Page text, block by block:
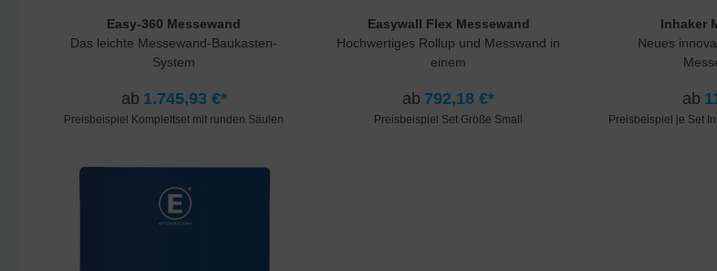
Easy-360 Messewand
Das leichte Messewand-Baukasten-
System
ab 1.745,93 €*
Preisbeispiel Komplettset mit runden Säulen
Easywall Flex Messewand
Hochwertiges Rollup und Messwand in
einem
ab 792,18 €*
Preisbeispiel Set Größe Small
Inhaker
Neues
ab
Preisbeispiel je Set